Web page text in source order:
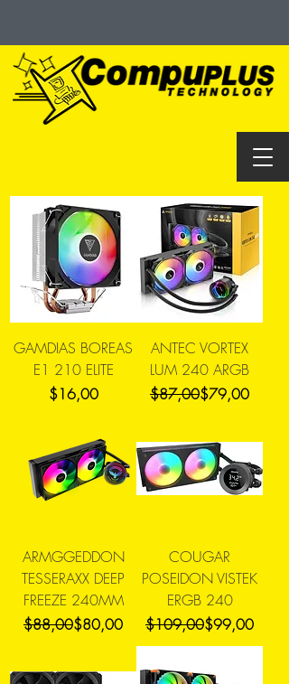
GAMDIAS BOREAS
E1 210 ELITE
Precio
$16,00
ANTEC VORTEX
LUM 240 ARGB
Precio
$87,00Precio de oferta
$79,00
ARMGGEDDON
TESSERAXX DEEP
FREEZE 240MM
Precio
$88,00Precio de oferta
$80,00
COUGAR
POSEIDON VISTEK
ERGB 240
Precio
$109,00Precio de oferta
$99,00